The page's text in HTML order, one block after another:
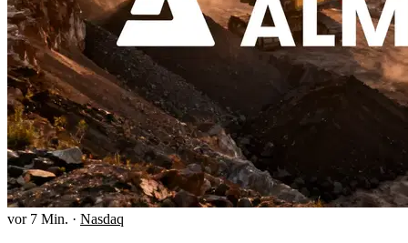
vor 7 Min. · Nasdaq